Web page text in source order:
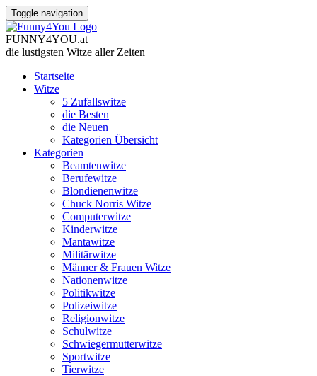
Toggle navigation
FUNNY4YOU.at
die lustigsten Witze aller Zeiten
Startseite
Witze
5 Zufallswitze
die Besten
die Neuen
Kategorien Übersicht
Kategorien
Beamtenwitze
Berufewitze
Blondienenwitze
Chuck Norris Witze
Computerwitze
Kinderwitze
Mantawitze
Militärwitze
Männer & Frauen Witze
Nationenwitze
Politikwitze
Polizeiwitze
Religionwitze
Schulwitze
Schwiegermutterwitze
Sportwitze
Tierwitze